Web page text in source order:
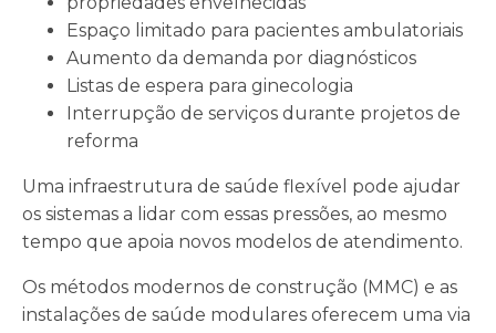
Espaço limitado para pacientes ambulatoriais
Aumento da demanda por diagnósticos
Listas de espera para ginecologia
Interrupção de serviços durante projetos de
reforma
Uma infraestrutura de saúde flexível pode ajudar
os sistemas a lidar com essas pressões, ao mesmo
tempo que apoia novos modelos de atendimento.
Os métodos modernos de construção (MMC) e as
instalações de saúde modulares oferecem uma via